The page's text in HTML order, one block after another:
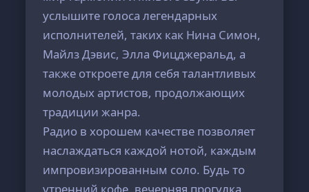
услышите голоса легендарных
исполнителей, таких как Нина Симон,
Майлз Дэвис, Элла Фицджеральд, а
также откроете для себя талантливых
молодых артистов, продолжающих
традиции жанра.
Радио в хорошем качестве позволяет
наслаждаться каждой нотой, каждым
импровизированным соло. Будь то